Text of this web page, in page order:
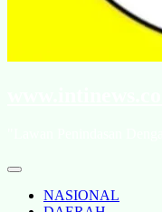
NASIONAL